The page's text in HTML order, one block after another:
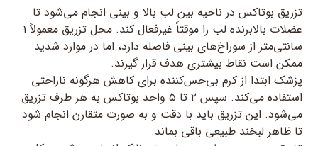
تزریق بوتاکس در ناحیه بین لب بالا و بینی انجام می‌شود تا
عضلات بالابرنده لب را موقتاً غیرفعال کند. محل تزریق معمولاً ۱
سانتی‌متر از سوراخ‌های بینی فاصله دارد، اما در موارد شدید
ممکن است نقاط بیشتری هدف قرار گیرند.
پزشک ابتدا از کرم بی‌حس‌کننده برای کاهش هرگونه ناراحتی
استفاده می‌کند. سپس ۲ تا ۵ واحد بوتاکس به هر طرف تزریق
می‌شود. این تزریق باید با دقت و به صورت متقارن انجام شود
تا ظاهر لبخند طبیعی باقی بماند.